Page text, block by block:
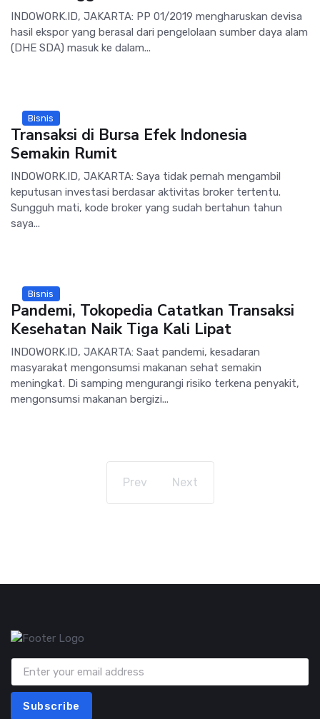
INDOWORK.ID, JAKARTA: PP 01/2019 mengharuskan devisa
hasil ekspor yang berasal dari pengelolaan sumber daya alam
(DHE SDA) masuk ke dalam...
Bisnis
Transaksi di Bursa Efek Indonesia
Semakin Rumit
INDOWORK.ID, JAKARTA: Saya tidak pernah mengambil
keputusan investasi berdasar aktivitas broker tertentu.
Sungguh mati, kode broker yang sudah bertahun tahun
saya...
Bisnis
Pandemi, Tokopedia Catatkan Transaksi
Kesehatan Naik Tiga Kali Lipat
INDOWORK.ID, JAKARTA: Saat pandemi, kesadaran
masyarakat mengonsumsi makanan sehat semakin
meningkat. Di samping mengurangi risiko terkena penyakit,
mengonsumsi makanan bergizi...
Prev Next
Subscribe